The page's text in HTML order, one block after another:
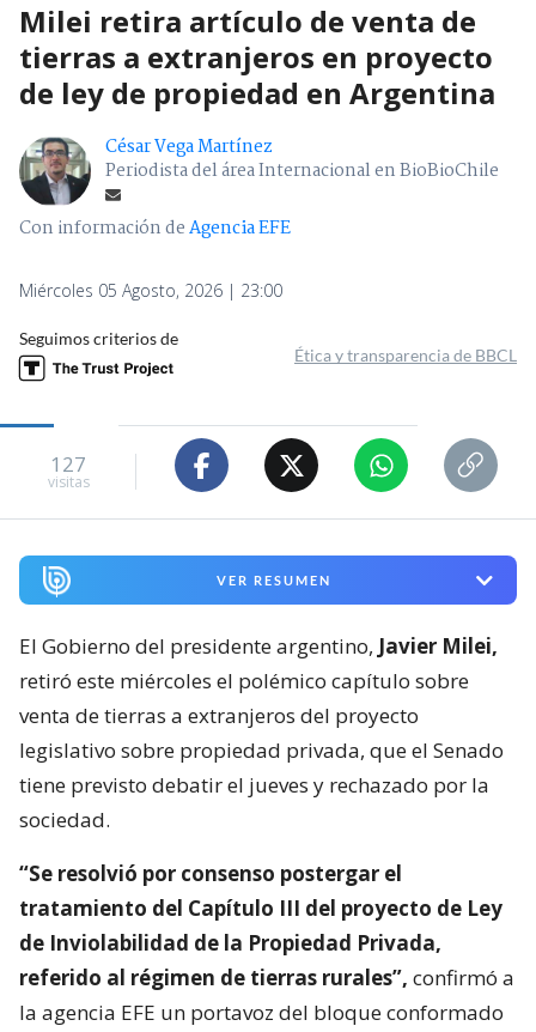
Milei retira artículo de venta de
tierras a extranjeros en proyecto
de ley de propiedad en Argentina
César Vega Martínez
Periodista del área Internacional en BioBioChile
Con información deAgencia EFE
Miércoles 05 Agosto, 2026 | 23:00
Seguimos criterios de
Ética y transparencia de BBCL
127
visitas
VER RESUMEN
El Gobierno del presidente argentino, Javier Milei,
retiró este miércoles el polémico capítulo sobre
venta de tierras a extranjeros del proyecto
legislativo sobre propiedad privada, que el Senado
tiene previsto debatir el jueves y rechazado por la
sociedad.
“Se resolvió por consenso postergar el
tratamiento del Capítulo III del proyecto de Ley
de Inviolabilidad de la Propiedad Privada,
referido al régimen de tierras rurales”, confirmó a
la agencia EFE un portavoz del bloque conformado